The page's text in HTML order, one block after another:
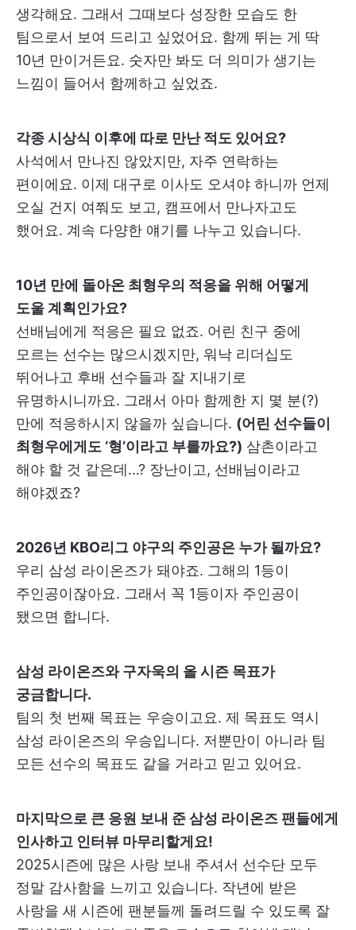
생각해요. 그래서 그때보다 성장한 모습도 한
팀으로서 보여 드리고 싶었어요. 함께 뛰는 게 딱
10년 만이거든요. 숫자만 봐도 더 의미가 생기는
느낌이 들어서 함께하고 싶었죠.
각종 시상식 이후에 따로 만난 적도 있어요?
사석에서 만나진 않았지만, 자주 연락하는
편이에요. 이제 대구로 이사도 오셔야 하니까 언제
오실 건지 여쭤도 보고, 캠프에서 만나자고도
했어요. 계속 다양한 얘기를 나누고 있습니다.
10년 만에 돌아온 최형우의 적응을 위해 어떻게
도울 계획인가요?
선배님에게 적응은 필요 없죠. 어린 친구 중에
모르는 선수는 많으시겠지만, 워낙 리더십도
뛰어나고 후배 선수들과 잘 지내기로
유명하시니까요. 그래서 아마 함께한 지 몇 분(?)
만에 적응하시지 않을까 싶습니다. (어린 선수들이
최형우에게도 ‘형’이라고 부를까요?) 삼촌이라고
해야 할 것 같은데…? 장난이고, 선배님이라고
해야겠죠?
2026년 KBO리그 야구의 주인공은 누가 될까요?
우리 삼성 라이온즈가 돼야죠. 그해의 1등이
주인공이잖아요. 그래서 꼭 1등이자 주인공이
됐으면 합니다.
삼성 라이온즈와 구자욱의 올 시즌 목표가
궁금합니다.
팀의 첫 번째 목표는 우승이고요. 제 목표도 역시
삼성 라이온즈의 우승입니다. 저뿐만이 아니라 팀
모든 선수의 목표도 같을 거라고 믿고 있어요.
마지막으로 큰 응원 보내 준 삼성 라이온즈 팬들에게
인사하고 인터뷰 마무리할게요!
2025시즌에 많은 사랑 보내 주셔서 선수단 모두
정말 감사함을 느끼고 있습니다. 작년에 받은
사랑을 새 시즌에 팬분들께 돌려드릴 수 있도록 잘